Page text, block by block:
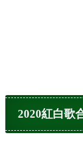
2020紅白歌